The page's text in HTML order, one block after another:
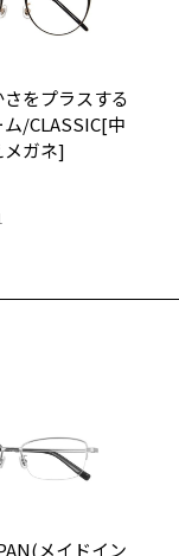
ク
をプラスする
/CLASSIC[中
メガネ]
メイドイン